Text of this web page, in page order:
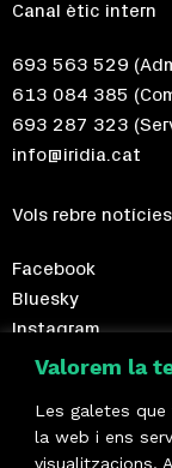
Valorem la
Les galetes
la web i ens
visualitzacions.
Canal ètic intern
693 563 529
613 084 385
693 287 323
info@iridia.cat
Vols rebre
Facebook
Bluesky
Instagram
Telegram
Fes-te sòcia!